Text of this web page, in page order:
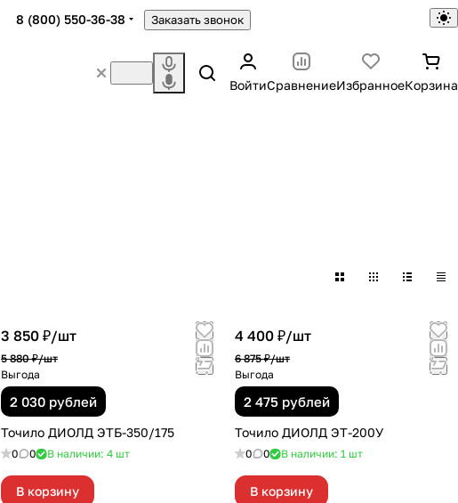
8 (800) 550-36-38 Заказать звонок
ВойтиСравнениеИзбранноеКорзина
3 850 ₽/шт
5 880 ₽/шт
Выгода
2 030 рублей
Точило ДИОЛД ЭТБ-350/175
0 0 В наличии: 4 шт
В корзину
4 400 ₽/шт
6 875 ₽/шт
Выгода
2 475 рублей
Точило ДИОЛД ЭТ-200У
0 0 В наличии: 1 шт
В корзину